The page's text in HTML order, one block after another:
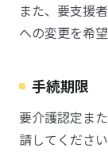
また、要支援
への変更を希
手続期限
要介護認定ま
請してください